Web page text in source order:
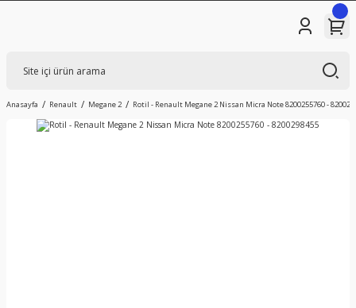
Anasayfa Renault Megane 2 Rotil - Renault Megane 2 Nissan Micra Note 8200255760 -